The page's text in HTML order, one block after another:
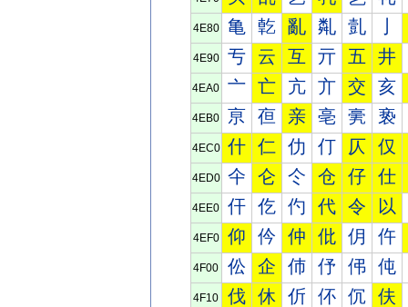
4E80 亀 亁 亂 亃 亄
4E90 亐 云 互 亓 五 井
4EA0 亠 亡 亢 亣 交 亥
4EB0 亰 亱 亲 亳 亴 亵
4EC0 什 仁 仂 仃 仄 仅
4ED0 仐 仑 仒 仓 仔 仕
4EE0 仠 仡 仢 代 令 以
4EF0 仰 仱 仲 仳 仴 仵
4F00 伀 企 伂 伃 伄 伅
4F10 伐 休 伒 伓 伔 伕